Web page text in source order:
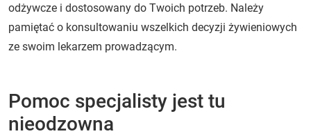
odżywcze i dostosowany do Twoich potrzeb. Należy
pamiętać o konsultowaniu wszelkich decyzji żywieniowych
ze swoim lekarzem prowadzącym.
Pomoc specjalisty jest tu
nieodzowna